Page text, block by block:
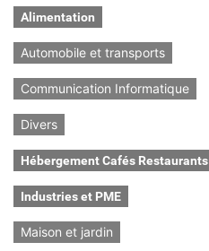
Alimentation
Automobile et transports
Communication Informatique
Divers
Hébergement Cafés Restaurants
Industries et PME
Maison et jardin